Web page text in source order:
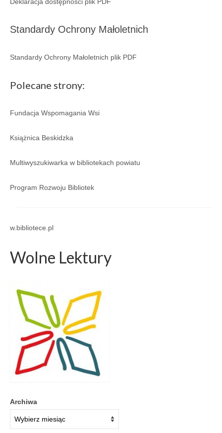
wydarzenia 2017
wydarzenia 2016
Polityka prywatności
Regulamin
w Porąbce.
Galeria
Galeria 2022
Galeria 2020
Galeria 2019
Galeria 2018
Galeria 2017
Misja
Standardy Ochrony Małoletnich
Standardy Ochrony Małoletnich plik PDF
Polecane strony:
Fundacja Wspomagania Wsi
Książnica Beskidzka
Multiwyszukiwarka w bibliotekach powiatu
Program Rozwoju Bibliotek
w.bibliotece.pl
Wolne Lektury
Archiwa